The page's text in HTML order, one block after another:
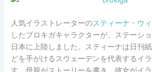
人気イラストレーターのスティーナ・ウ
したブロキガキャラクターが、ステーシ
日本に上陸しました。スティーナは日刊
どを手がけるスウェーデンを代表するイ